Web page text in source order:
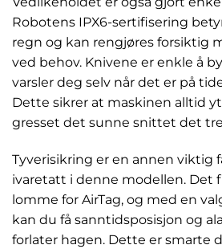
Robotens IPX6-sertifisering
regn og kan rengjøres forsiktig
ved behov. Knivene er enkle å
varsler deg selv når det er på
Dette sikrer at maskinen alltid
gresset det sunne snittet det
Tyverisikring er en annen viktig
ivaretatt i denne modellen. Det
lomme for AirTag, og med en
kan du få sanntidsposisjon og
forlater hagen. Dette er smarte